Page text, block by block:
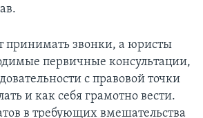
принимать звонки, а юристы
первичные консультации,
с правовой точки
и как себя грамотно вести.
в требующих вмешательства